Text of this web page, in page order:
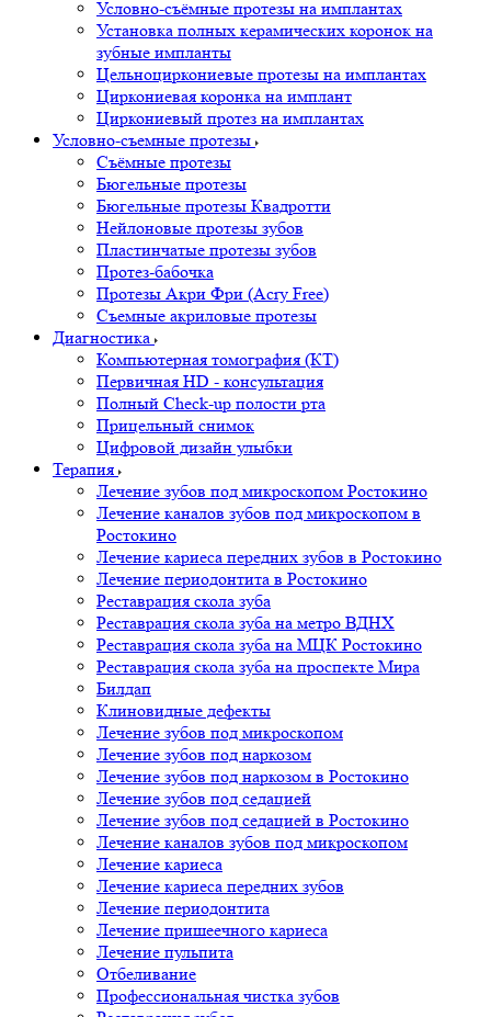
Условно-съёмные протезы на имплантах
Установка полных керамических коронок на
зубные импланты
Цельноциркониевые протезы на имплантах
Циркониевая коронка на имплант
Циркониевый протез на имплантах
Условно-съемные протезы
Съёмные протезы
Бюгельные протезы
Бюгельные протезы Квадротти
Нейлоновые протезы зубов
Пластинчатые протезы зубов
Протез-бабочка
Протезы Акри Фри (Acry Free)
Съемные акриловые протезы
Диагностика
Компьютерная томография (КТ)
Первичная HD - консультация
Полный Check-up полости рта
Прицельный снимок
Цифровой дизайн улыбки
Терапия
Лечение зубов под микроскопом Ростокино
Лечение каналов зубов под микроскопом в
Ростокино
Лечение кариеса передних зубов в Ростокино
Лечение периодонтита в Ростокино
Реставрация скола зуба
Реставрация скола зуба на метро ВДНХ
Реставрация скола зуба на МЦК Ростокино
Реставрация скола зуба на проспекте Мира
Билдап
Клиновидные дефекты
Лечение зубов под микроскопом
Лечение зубов под наркозом
Лечение зубов под наркозом в Ростокино
Лечение зубов под седацией
Лечение зубов под седацией в Ростокино
Лечение каналов зубов под микроскопом
Лечение кариеса
Лечение кариеса передних зубов
Лечение периодонтита
Лечение пришеечного кариеса
Лечение пульпита
Отбеливание
Профессиональная чистка зубов